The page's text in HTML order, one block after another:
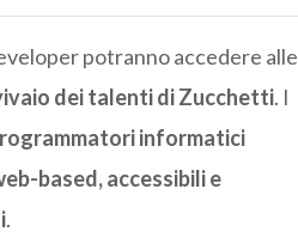
potranno accedere alle
dei talenti di Zucchetti. I
informatici
based, accessibili e
.